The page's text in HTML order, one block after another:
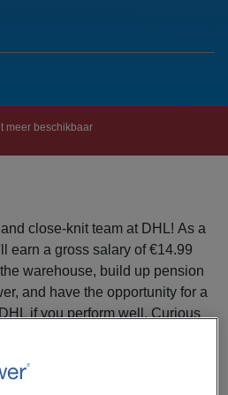
meer beschikbaar
close-knit team at DHL! As a
earn a gross salary of €14.99
warehouse, build up pension
and have the opportunity for a
if you perform well. Curious